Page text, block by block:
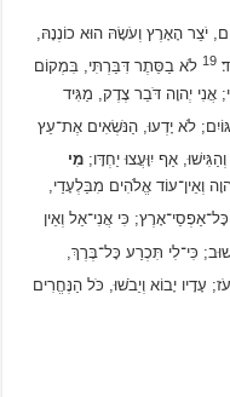
יֹצֵר הָאָרֶץ וְעֹשָׂהּ הוּא כוֹנְנָהּ,
19 לֹא בַסֵּתֶר דִּבַּרְתִּי, בִּמְקוֹם
יְהוָה דֹּבֵר צֶדֶק, מַגִּיד
לֹא יָדְעוּ, הַנֹּשְׂאִים אֶת־עֵץ
וְהַגִּישׁוּ, אַף יִוָּעֲצוּ יַחְדָּו;מִי
וְאֵין־עוֹד אֱלֹהִים מִבַּלְעָדַי,
כִּי אֲנִי־אֵל וְאֵין
כִּי־לִי תִּכְרַע כָּל־בֶּרֶךְ,
עָדָיו יָבוֹא וְיֵבֹשׁוּ, כֹּל הַנֶּחֱרִים